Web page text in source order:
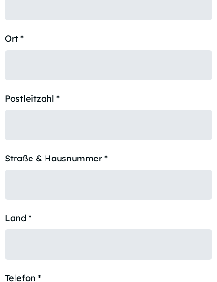
Ort*
Postleitzahl *
Straße & Hausnummer*
Land*
Telefon *